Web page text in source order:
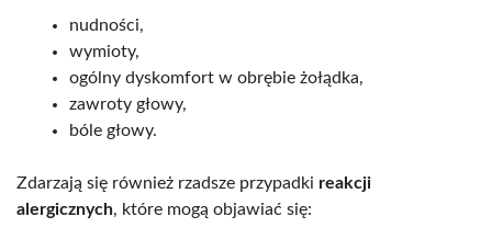
nudności,
wymioty,
ogólny dyskomfort w obrębie żołądka,
zawroty głowy,
bóle głowy.
Zdarzają się również rzadsze przypadki reakcji
alergicznych, które mogą objawiać się: